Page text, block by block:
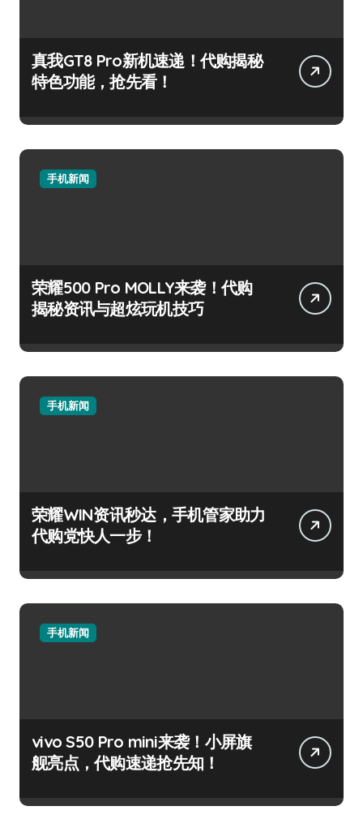
真我GT8 Pro新机速递！代购揭秘
特色功能，抢先看！
手机新闻
荣耀500 Pro MOLLY来袭！代购
揭秘资讯与超炫玩机技巧
手机新闻
荣耀WIN资讯秒达，手机管家助力
代购党快人一步！
手机新闻
vivo S50 Pro mini来袭！小屏旗
舰亮点，代购速递抢先知！